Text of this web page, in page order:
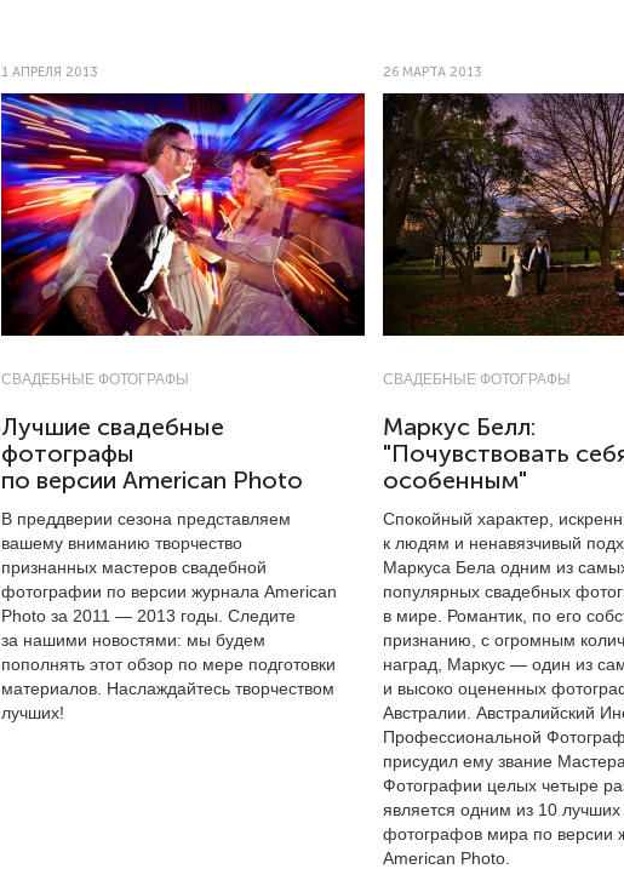
1 АПРЕЛЯ 2013
СВАДЕБНЫЕ ФОТОГРАФЫ
Лучшие свадебные
фотографы
по версии American Photo
В преддверии сезона представляем
вашему вниманию творчество
признанных мастеров свадебной
фотографии по версии журнала American
Photo за 2011 — 2013 годы. Следите
за нашими новостями: мы будем
пополнять этот обзор по мере подготовки
материалов. Наслаждайтесь творчеством
лучших!
26 МАРТА 2013
СВАДЕБНЫЕ ФОТОГРАФЫ
Маркус Белл:
"Почувствовать
особенным"
Спокойный характер,
к людям и ненавязчивый
Маркуса Бела одним из
популярных свадебных
в мире. Романтик, по его
признанию, с огромным
наград, Маркус — один из
и высоко оцененных
Австралии. Австралийский
Профессиональной
присудил ему звание Мастера
Фотографии целых четыре
является одним из 10
фотографов мира по версии
American Photo.